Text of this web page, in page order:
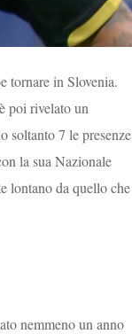
tornare in Slovenia.
poi rivelato un
soltanto 7 le presenze
la sua Nazionale
lontano da quello che
nemmeno un anno